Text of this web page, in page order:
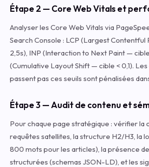
Étape 2 — Core Web Vitals et
Analyser les Core Web Vitals via
Search Console : LCP (Largest Contentful
2,5s), INP (Interaction to Next Paint —
(Cumulative Layout Shift — cible < 0,1).
passent pas ces seuils sont pénalisées
Étape 3 — Audit de contenu et
Pour chaque page stratégique : vérifier la
requêtes satellites, la structure H2/H3, la
800 mots pour les articles), la présence
structurées (schemas JSON-LD), et les